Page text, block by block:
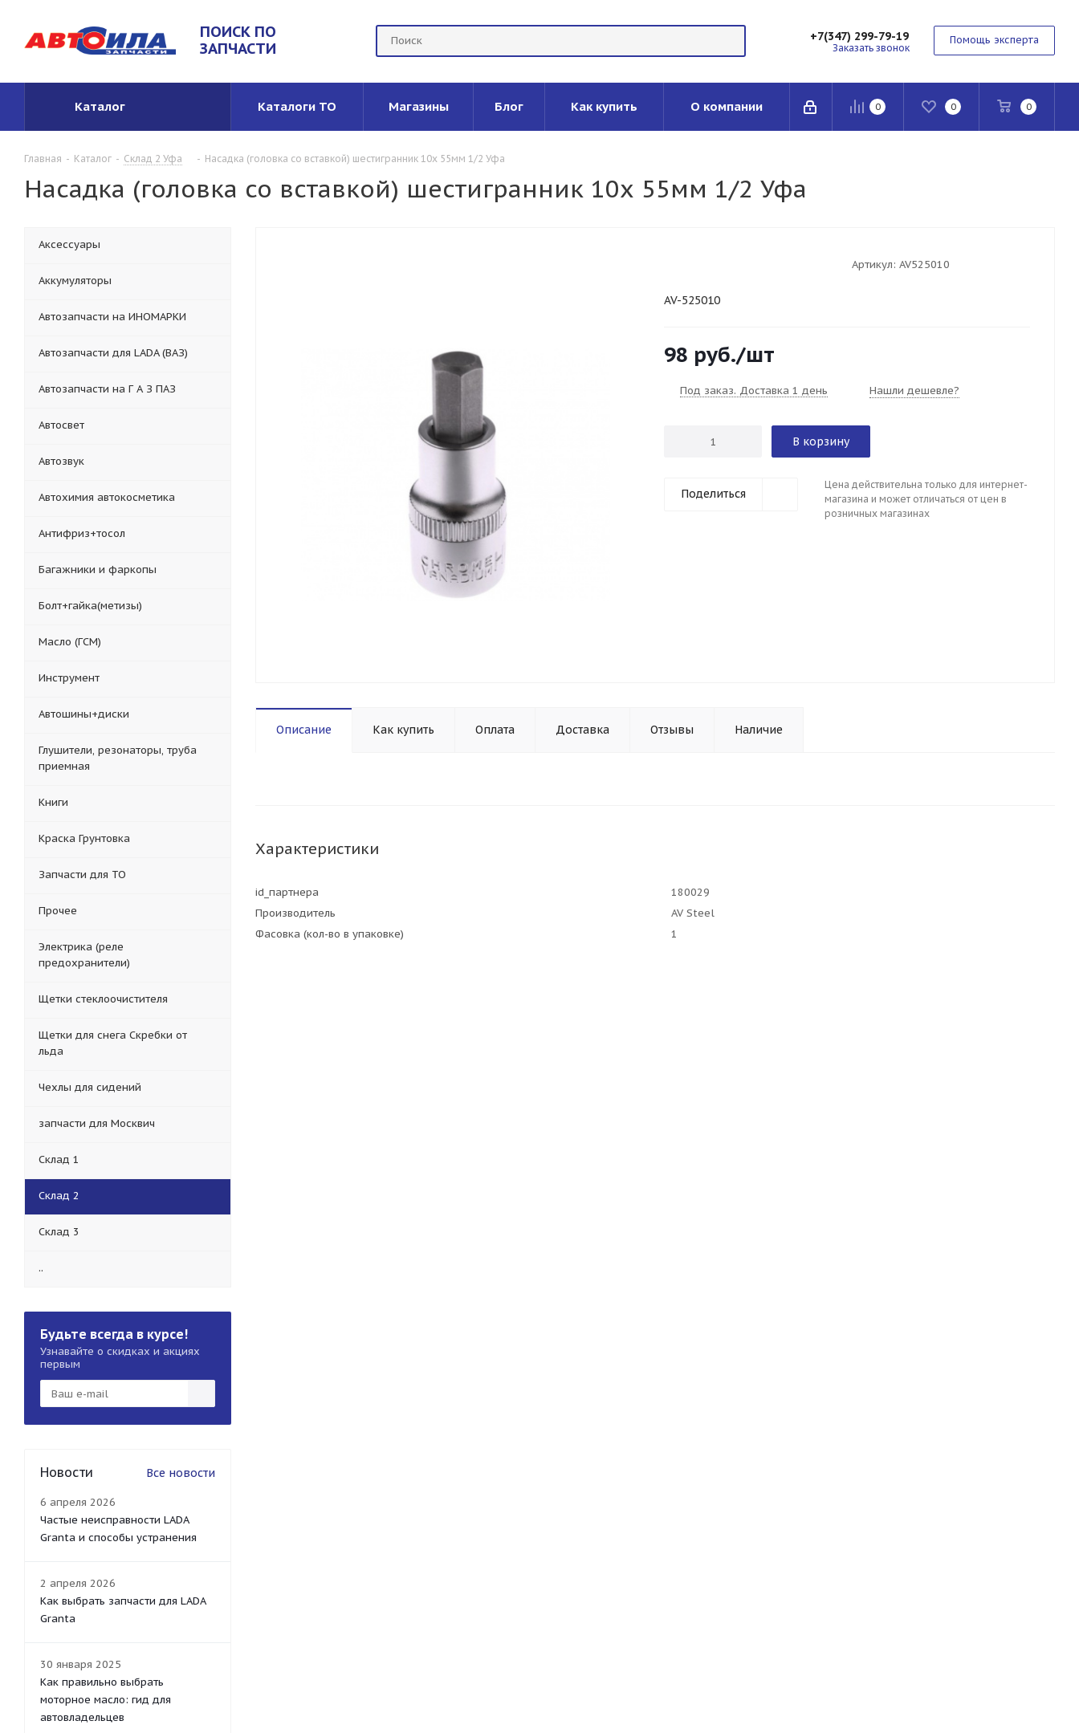
ПОИСК ПО
ЗАПЧАСТИ
+7(347) 299-79-19
Заказать звонок
Помощь эксперта
0 0 0
Каталог Каталоги ТО Магазины Блог Как купить О компании
Главная - Каталог - Склад 2 Уфа - Насадка (головка со вставкой) шестигранник 10х 55мм 1/2 Уфа
Насадка (головка со вставкой) шестигранник 10х 55мм 1/2 Уфа
Артикул: AV525010
AV-525010
98 руб./шт
Под заказ. Доставка 1 день Нашли дешевле?
В корзину
Поделиться
Цена действительна только для интернет-
магазина и может отличаться от цен в
розничных магазинах
Описание Как купить Оплата Доставка Отзывы Наличие
Характеристики
id_партнера
180029
Производитель
AV Steel
Фасовка (кол-во в упаковке)
1
Аксессуары
Аккумуляторы
Автозапчасти на ИНОМАРКИ
Автозапчасти для LADA (ВАЗ)
Автозапчасти на Г А З ПАЗ
Автосвет
Автозвук
Автохимия автокосметика
Антифриз+тосол
Багажники и фаркопы
Болт+гайка(метизы)
Масло (ГСМ)
Инструмент
Автошины+диски
Глушители, резонаторы, труба
приемная
Книги
Краска Грунтовка
Запчасти для ТО
Прочее
Электрика (реле
предохранители)
Щетки стеклоочистителя
Щетки для снега Скребки от
льда
Чехлы для сидений
запчасти для Москвич
Склад 1
Склад 2
Склад 3
..
Будьте всегда в курсе!
Узнавайте о скидках и акциях
первым
Новости Все новости
6 апреля 2026
Частые неисправности LADA
Granta и способы устранения
2 апреля 2026
Как выбрать запчасти для LADA
Granta
30 января 2025
Как правильно выбрать
моторное масло: гид для
автовладельцев